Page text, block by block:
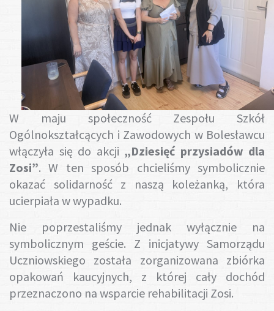
Projekty
Plan lekcji
Gotuj z nami
W maju społeczność Zespołu Szkół
Ogólnokształcących i Zawodowych w Bolesławcu
włączyła się do akcji „Dziesięć przysiadów dla
Zosi”. W ten sposób chcieliśmy symbolicznie
okazać solidarność z naszą koleżanką, która
ucierpiała w wypadku.
Nie poprzestaliśmy jednak wyłącznie na
symbolicznym geście. Z inicjatywy Samorządu
Uczniowskiego została zorganizowana zbiórka
opakowań kaucyjnych, z której cały dochód
przeznaczono na wsparcie rehabilitacji Zosi.